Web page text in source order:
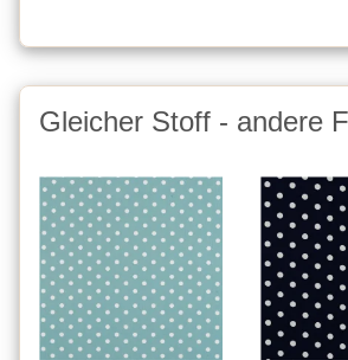
Gleicher Stoff - andere